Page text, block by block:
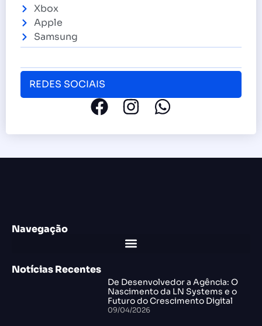
Xbox
Apple
Samsung
REDES SOCIAIS
Navegação
Notícias Recentes
De Desenvolvedor a Agência: O
Nascimento da LN Systems e o
Futuro do Crescimento Digital
09/04/2026